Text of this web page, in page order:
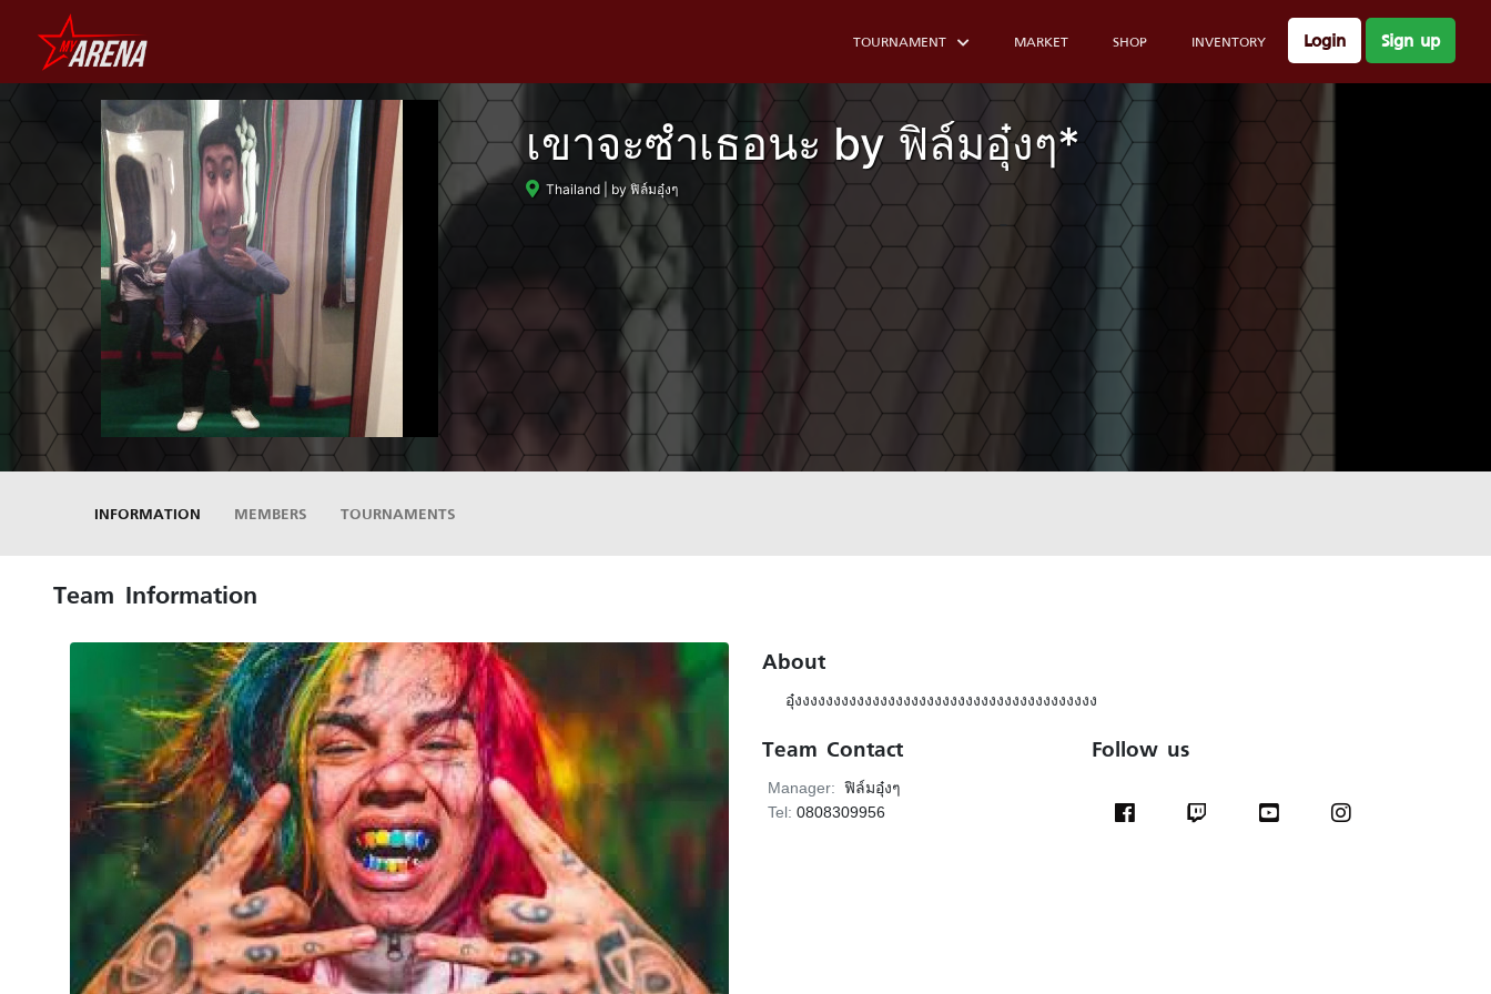
TOURNAMENT MARKET SHOP INVENTORY Login Sign up
เขาจะซำเธอนะ by ฟิล์มอุ๋งๆ*
Thailand| by ฟิล์มอุ๋งๆ
-
INFORMATION MEMBERS TOURNAMENTS
Team Information
About
อุ๋งงงงงงงงงงงงงงงงงงงงงงงงงงงงงงงงงงงงงงง
Team Contact
Manager: ฟิล์มอุ๋งๆ
Tel: 0808309956
Follow us